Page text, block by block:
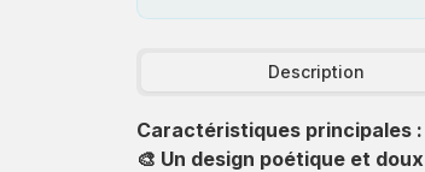
Description
Caractéristiques principales :
🎨 Un design poétique et doux